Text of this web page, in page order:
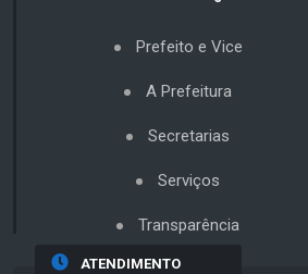
Prefeito e Vice
A Prefeitura
Secretarias
Serviços
Transparência
ATENDIMENTO